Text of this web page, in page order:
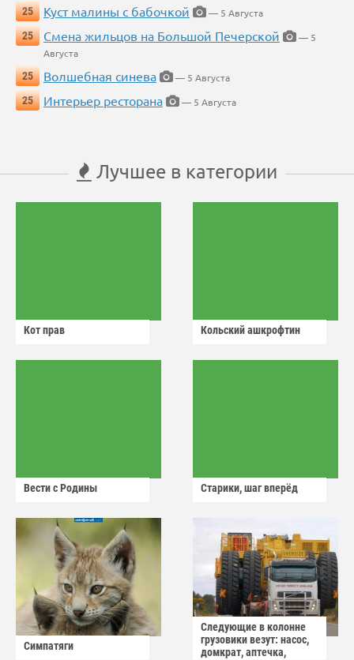
25
Куст малины с бабочкой
— 5 Августа
25
Смена жильцов на Большой Печерской
— 5
Августа
25
Волшебная синева
— 5 Августа
25
Интерьер ресторана — 5 Августа
Лучшее в категории
Кот прав Кольский ашкрофтин
Вести с Родины Старики, шаг вперёд
Симпатяги
Следующие в колонне
грузовики везут: насос,
домкрат, аптечка,